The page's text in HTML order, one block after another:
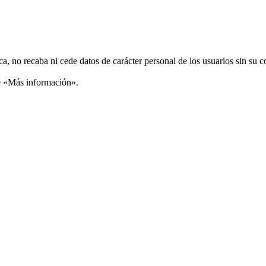
recaba ni cede datos de carácter personal de los usuarios sin su
«Más información».